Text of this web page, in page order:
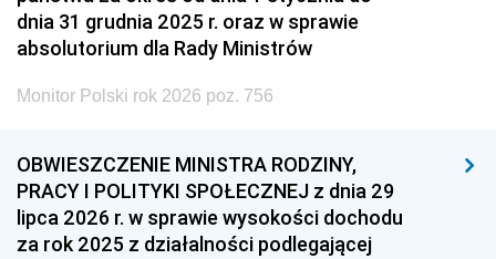
dnia 31 grudnia 2025 r. oraz w sprawie
absolutorium dla Rady Ministrów
Monitor Polski rok 2026 poz. 756
OBWIESZCZENIE MINISTRA RODZINY,
PRACY I POLITYKI SPOŁECZNEJ z dnia 29
lipca 2026 r. w sprawie wysokości dochodu
za rok 2025 z działalności podlegającej